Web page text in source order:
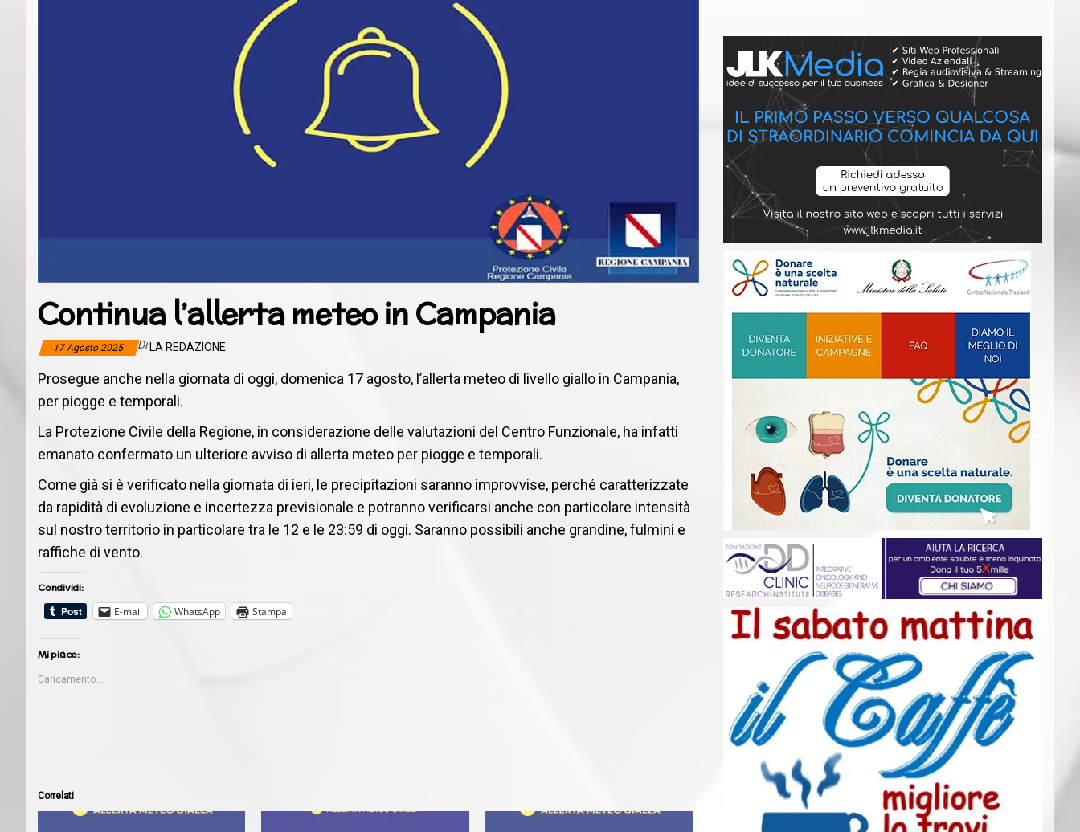
Continua l’allerta meteo in Campania
17 Agosto 2025 Di LA REDAZIONE
Prosegue anche nella giornata di oggi, domenica 17 agosto, l’allerta meteo di livello giallo in Campania,
per piogge e temporali.
La Protezione Civile della Regione, in considerazione delle valutazioni del Centro Funzionale, ha infatti
emanato confermato un ulteriore avviso di allerta meteo per piogge e temporali.
Come già si è verificato nella giornata di ieri, le precipitazioni saranno improvvise, perché caratterizzate
da rapidità di evoluzione e incertezza previsionale e potranno verificarsi anche con particolare intensità
sul nostro territorio in particolare tra le 12 e le 23:59 di oggi. Saranno possibili anche grandine, fulmini e
raffiche di vento.
Condividi:
E-mail
WhatsApp Stampa
Mi piace:
Caricamento...
Correlati